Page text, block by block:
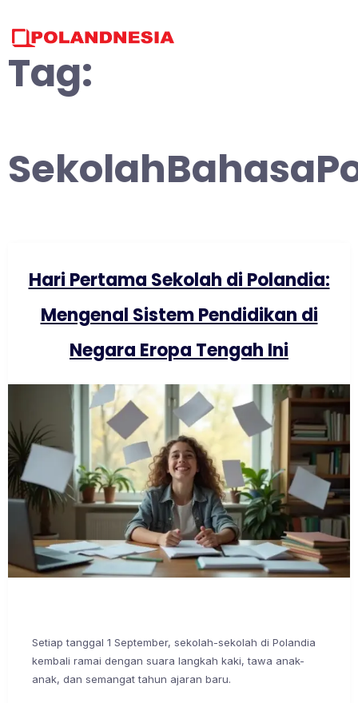
content
Tag:
Hari Pertama Sekolah di Polandia:
Mengenal Sistem Pendidikan di
Negara Eropa Tengah Ini
Setiap tanggal 1 September, sekolah-sekolah di Polandia
kembali ramai dengan suara langkah kaki, tawa anak-
anak, dan semangat tahun ajaran baru.